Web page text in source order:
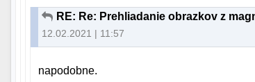
RE: Re: Prehliadanie obrazkov z
12.02.2021 | 11:57
napodobne.